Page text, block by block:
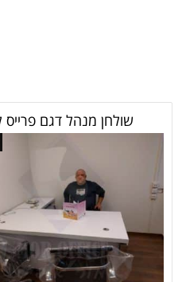
שולחן מנהל דגם פרייס